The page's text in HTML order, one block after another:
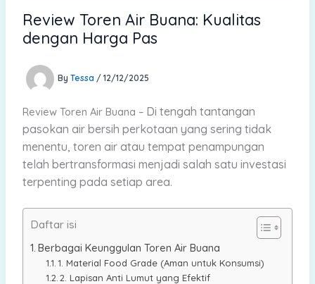
Review Toren Air Buana: Kualitas
dengan Harga Pas
By Tessa / 12/12/2025
Review Toren Air Buana – Di tengah tantangan
pasokan air bersih perkotaan yang sering tidak
menentu, toren air atau tempat penampungan
telah bertransformasi menjadi salah satu investasi
terpenting pada setiap area.
Daftar isi
Berbagai Keunggulan Toren Air Buana
1. Material Food Grade (Aman untuk Konsumsi)
2. Lapisan Anti Lumut yang Efektif